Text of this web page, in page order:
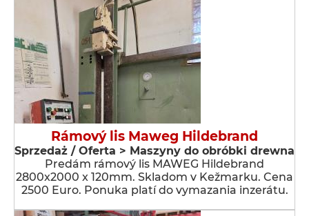
Rámový lis Maweg Hildebrand
Sprzedaż / Oferta > Maszyny do obróbki drewna
Predám rámový lis MAWEG Hildebrand
2800x2000 x 120mm. Skladom v Kežmarku. Cena
2500 Euro. Ponuka platí do vymazania inzerátu.